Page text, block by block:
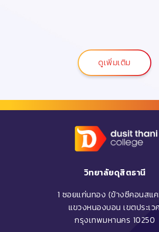
ดูเพิ่มเติม
วิทยาลัยดุสิตธานี
1 ซอยแก่นทอง (ข้างซีคอนสแ
แขวงหนองบอน เขตประเว
กรุงเทพมหานคร 10250